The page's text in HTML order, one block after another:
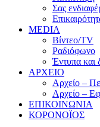
Σας
MEDIA
Βίντεο/TV
Ραδιόφωνο
Έντυπα και
ΑΡΧΕΙΟ
Αρχείο –
Αρχείο –
ΕΠΙΚΟΙΝΩΝΙΑ
ΚΟΡΟΝΟΪΟΣ